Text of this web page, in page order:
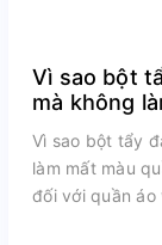
Vì sao bột
mà không
Vì sao bột tẩy
làm mất màu
đối với quần áo